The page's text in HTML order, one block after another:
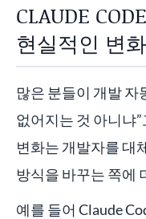
CLAUDE
현실적인 변화
많은 분들이 개발 자
없어지는 것 아니냐
변화는 개발자를 대
방식을 바꾸는 쪽에
예를 들어 Claude